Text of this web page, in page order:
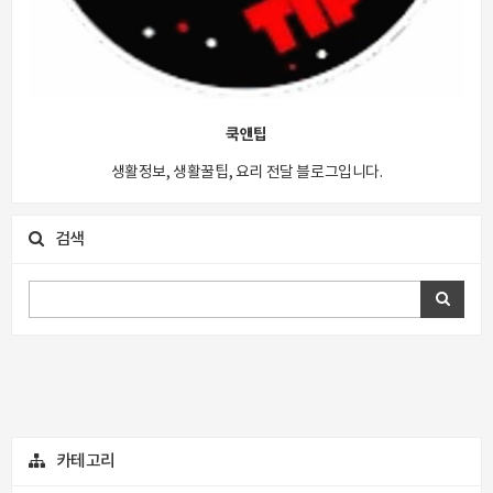
쿡앤팁
생활정보, 생활꿀팁, 요리 전달 블로그입니다.
검색
카테고리